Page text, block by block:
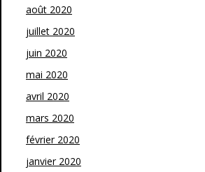
août 2020
juillet 2020
juin 2020
mai 2020
avril 2020
mars 2020
février 2020
janvier 2020